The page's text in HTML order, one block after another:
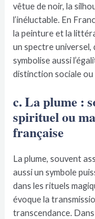
vêtue de noir, la
l’inéluctable. En
la peinture et la
un spectre universel,
symbolise aussi
distinction sociale
c. La plume :
spirituel ou
française
La plume, souvent
aussi un symbole
dans les rituels
évoque la
transcendance.